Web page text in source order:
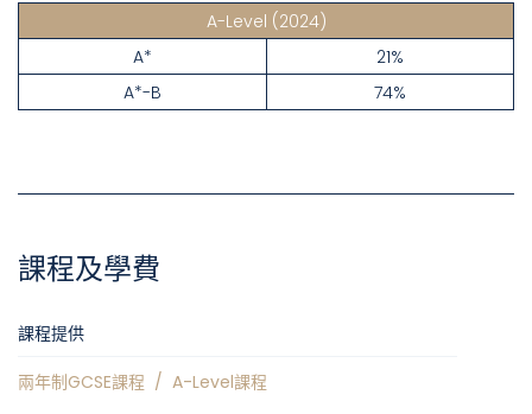
A-Level (2024)
A*
21%
A*-B
74%
課程及學費
課程提供
兩年制GCSE課程 / A-Level課程